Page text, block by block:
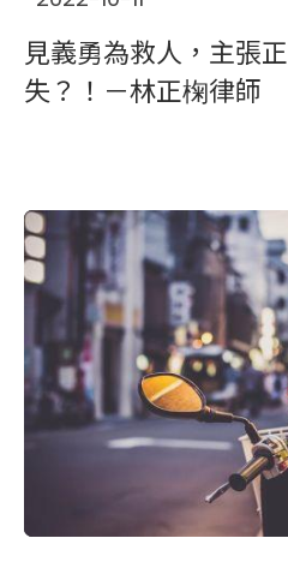
見義勇為救人，主張
失？！－林正椈律師